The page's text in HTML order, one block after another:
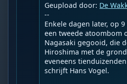
Geupload door: De
--
Enkele dagen later, op
een tweede atoombom
Nagasaki gegooid, die
Hiroshima met de
eveneens
schrijft Hans Vogel.